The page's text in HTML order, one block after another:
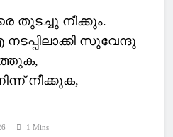
തുടച്ചു നീക്കും.
സുവേന്ദു
നീക്കുക,
1 Mins